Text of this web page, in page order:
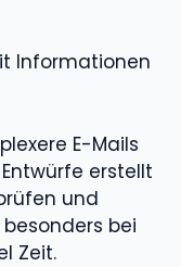
Informationen
E-Mails
erstellt
und
bei
Zeit.